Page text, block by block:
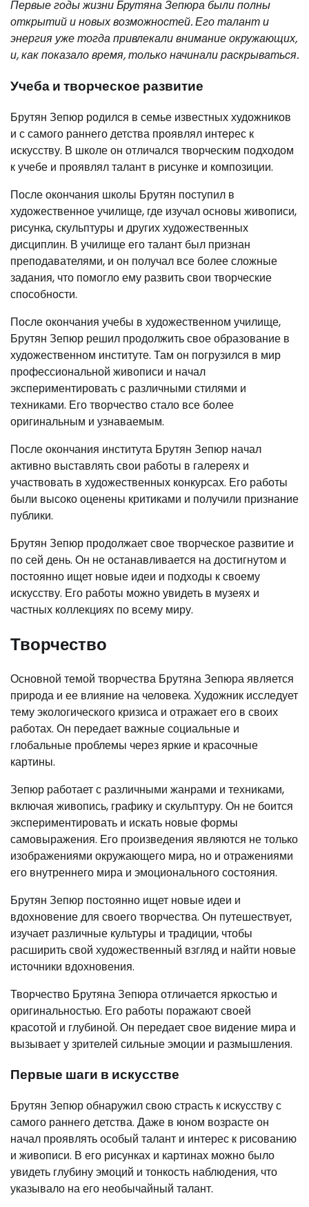
Первые годы жизни Брутяна Зепюра были полны
открытий и новых возможностей. Его талант и
энергия уже тогда привлекали внимание окружающих,
и, как показало время, только начинали раскрываться.
Учеба и творческое развитие
Брутян Зепюр родился в семье известных художников
и с самого раннего детства проявлял интерес к
искусству. В школе он отличался творческим подходом
к учебе и проявлял талант в рисунке и композиции.
После окончания школы Брутян поступил в
художественное училище, где изучал основы живописи,
рисунка, скульптуры и других художественных
дисциплин. В училище его талант был признан
преподавателями, и он получал все более сложные
задания, что помогло ему развить свои творческие
способности.
После окончания учебы в художественном училище,
Брутян Зепюр решил продолжить свое образование в
художественном институте. Там он погрузился в мир
профессиональной живописи и начал
экспериментировать с различными стилями и
техниками. Его творчество стало все более
оригинальным и узнаваемым.
После окончания института Брутян Зепюр начал
активно выставлять свои работы в галереях и
участвовать в художественных конкурсах. Его работы
были высоко оценены критиками и получили признание
публики.
Брутян Зепюр продолжает свое творческое развитие и
по сей день. Он не останавливается на достигнутом и
постоянно ищет новые идеи и подходы к своему
искусству. Его работы можно увидеть в музеях и
частных коллекциях по всему миру.
Творчество
Основной темой творчества Брутяна Зепюра является
природа и ее влияние на человека. Художник исследует
тему экологического кризиса и отражает его в своих
работах. Он передает важные социальные и
глобальные проблемы через яркие и красочные
картины.
Зепюр работает с различными жанрами и техниками,
включая живопись, графику и скульптуру. Он не боится
экспериментировать и искать новые формы
самовыражения. Его произведения являются не только
изображениями окружающего мира, но и отражениями
его внутреннего мира и эмоционального состояния.
Брутян Зепюр постоянно ищет новые идеи и
вдохновение для своего творчества. Он путешествует,
изучает различные культуры и традиции, чтобы
расширить свой художественный взгляд и найти новые
источники вдохновения.
Творчество Брутяна Зепюра отличается яркостью и
оригинальностью. Его работы поражают своей
красотой и глубиной. Он передает свое видение мира и
вызывает у зрителей сильные эмоции и размышления.
Первые шаги в искусстве
Брутян Зепюр обнаружил свою страсть к искусству с
самого раннего детства. Даже в юном возрасте он
начал проявлять особый талант и интерес к рисованию
и живописи. В его рисунках и картинах можно было
увидеть глубину эмоций и тонкость наблюдения, что
указывало на его необычайный талант.